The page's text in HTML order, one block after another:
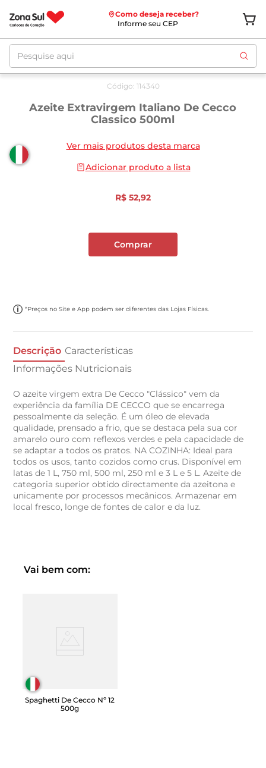
Como deseja receber?
Informe seu CEP
Pesquise aqui
Código: 114340
Azeite Extravirgem Italiano De Cecco
Classico 500ml
Ver mais produtos desta marca
Adicionar produto a lista
R$ 52,92
Comprar
*Preços no Site e App podem ser diferentes das Lojas Físicas.
Descrição Características
Informações Nutricionais
O azeite virgem extra De Cecco "Clássico" vem da
experiência da família DE CECCO que se encarrega
pessoalmente da seleção. É um óleo de elevada
qualidade, prensado a frio, que se destaca pela sua cor
amarelo ouro com reflexos verdes e pela capacidade de
se adaptar a todos os pratos. NA COZINHA: Ideal para
todos os usos, tanto cozidos como crus. Disponível em
latas de 1 L, 750 ml, 500 ml, 250 ml e 3 L e 5 L. Azeite de
categoria superior obtido directamente da azeitona e
unicamente por processos mecânicos. Armazenar em
local fresco, longe de fontes de calor e da luz.
Vai bem com:
Spaghetti De Cecco Nº 12
500g